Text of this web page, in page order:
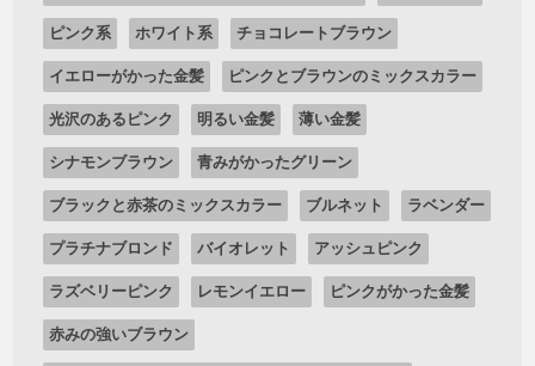
ピンク系 ホワイト系 チョコレートブラウン
イエローがかった金髪 ピンクとブラウンのミックスカラー
光沢のあるピンク 明るい金髪 薄い金髪
シナモンブラウン 青みがかったグリーン
ブラックと赤茶のミックスカラー ブルネット ラベンダー
プラチナブロンド バイオレット アッシュピンク
ラズベリーピンク レモンイエロー ピンクがかった金髪
赤みの強いブラウン